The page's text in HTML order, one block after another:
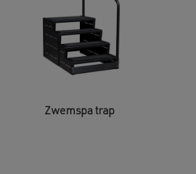
Zwemspa trap